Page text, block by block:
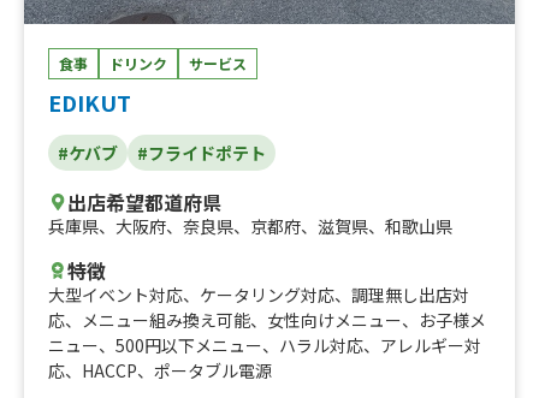
食事 ドリンク サービス
EDIKUT
#ケバブ #フライドポテト
出店希望都道府県
兵庫県、 大阪府、 奈良県、 京都府、 滋賀県、 和歌山県
特徴
大型イベント対応、 ケータリング対応、 調理無し出店対
応、 メニュー組み換え可能、 女性向けメニュー、 お子様メ
ニュー、 500円以下メニュー、 ハラル対応、 アレルギー対
応、 HACCP、 ポータブル電源